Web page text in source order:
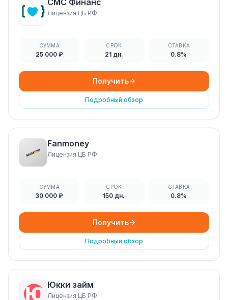
СМС Финанс
Лицензия ЦБ РФ
СУММА
25 000 ₽
СРОК
21 дн.
СТАВКА
0.8%
Получить
Подробный обзор
Fanmoney
Лицензия ЦБ РФ
СУММА
30 000 ₽
СРОК
150 дн.
СТАВКА
0.8%
Получить
Подробный обзор
Юкки займ
Лицензия ЦБ РФ